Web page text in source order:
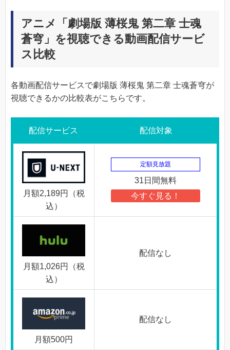
アニメ「劇場版 薄桜鬼 第二章 士魂
蒼穹」を視聴できる動画配信サービ
ス比較
各動画配信サービスで劇場版 薄桜鬼 第二章 士魂蒼穹が
視聴できるかの比較表がこちらです。
配信サービス 配信対象
月額2,189円（税
込）
定額見放題
31日間無料
今すぐ見る！
月額1,026円（税
込）
配信なし
月額500円
配信なし